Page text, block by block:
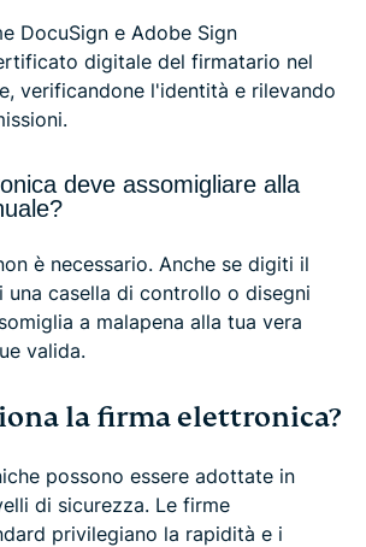
DocuSign e Adobe Sign
digitale del firmatario nel
verificandone l'identità e rilevando
deve assomigliare alla
è necessario. Anche se digiti il
una casella di controllo o disegni
a malapena alla tua vera
valida.
la firma elettronica?
possono essere adottate in
di sicurezza. Le firme
privilegiano la rapidità e i